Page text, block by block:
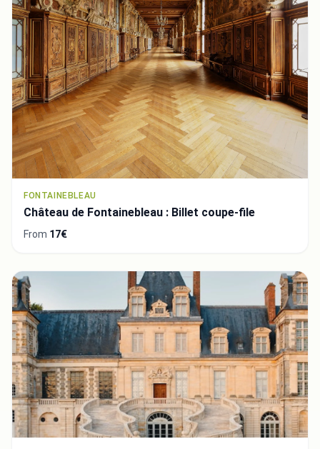
FONTAINEBLEAU
Château de Fontainebleau : Billet coupe-file
From 17€